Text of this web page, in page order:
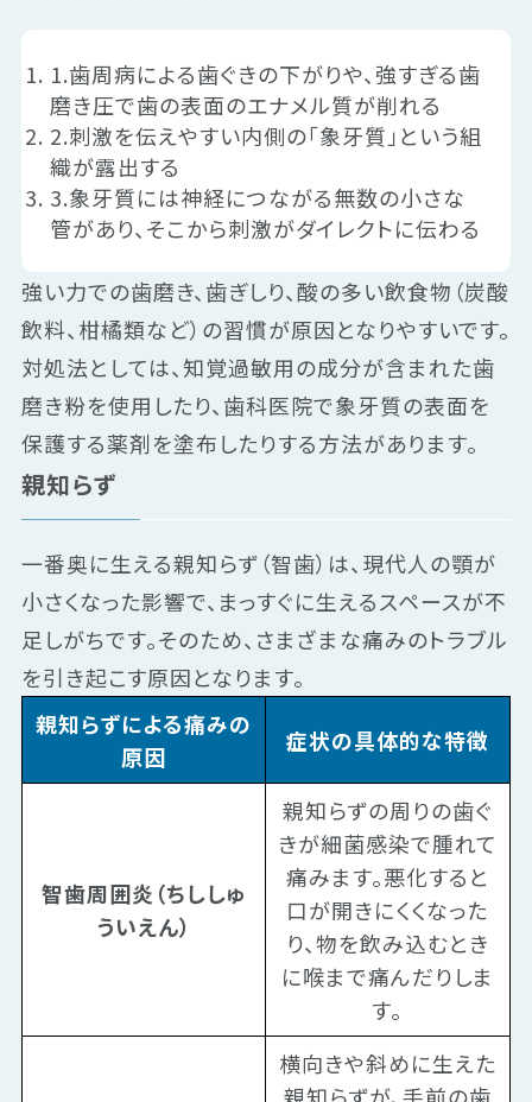
1.歯周病による歯ぐきの下がりや、強すぎる歯
磨き圧で歯の表面のエナメル質が削れる
2.刺激を伝えやすい内側の「象牙質」という組
織が露出する
3.象牙質には神経につながる無数の小さな
管があり、そこから刺激がダイレクトに伝わる
強い力での歯磨き、歯ぎしり、酸の多い飲食物（炭酸
飲料、柑橘類など）の習慣が原因となりやすいです。
対処法としては、知覚過敏用の成分が含まれた歯
磨き粉を使用したり、歯科医院で象牙質の表面を
保護する薬剤を塗布したりする方法があります。
親知らず
一番奥に生える親知らず（智歯）は、現代人の顎が
小さくなった影響で、まっすぐに生えるスペースが不
足しがちです。そのため、さまざまな痛みのトラブル
を引き起こす原因となります。
親知らずによる痛みの
原因
症状の具体的な特徴
智歯周囲炎（ちししゅ
ういえん）
親知らずの周りの歯ぐ
きが細菌感染で腫れて
痛みます。悪化すると
口が開きにくくなった
り、物を飲み込むとき
に喉まで痛んだりしま
す。
横向きや斜めに生えた